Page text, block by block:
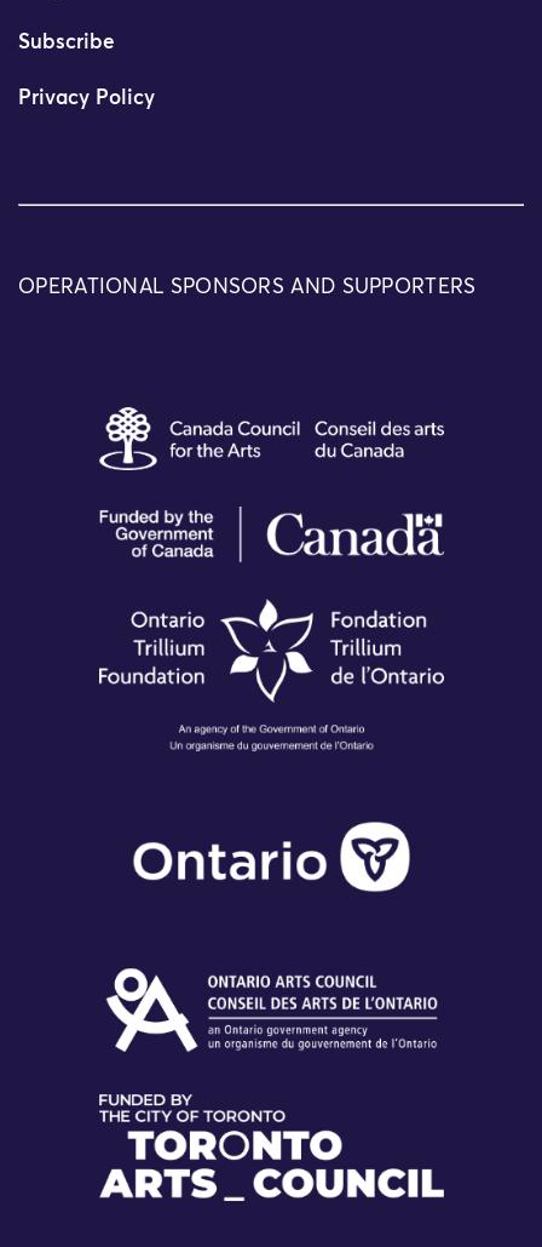
Subscribe
Privacy Policy
OPERATIONAL SPONSORS AND SUPPORTERS